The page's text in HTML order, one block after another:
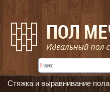
Стяжка и выравнивание пола